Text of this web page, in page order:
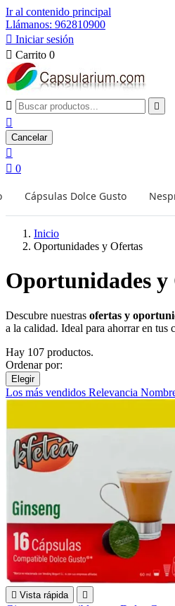
Ir al contenido principal
Llámanos: 962810900
 Iniciar sesión
 Carrito 0
 

Cancelar

 0
Cápsulas Dolce Gusto
Inicio
Oportunidades y Ofertas
Oportunidades y
Descubre nuestras ofertas y
a la calidad. Ideal para ahorrar en tus
Hay 107 productos.
Ordenar por:
Elegir
Los más vendidos Relevancia
 Vista rápida 